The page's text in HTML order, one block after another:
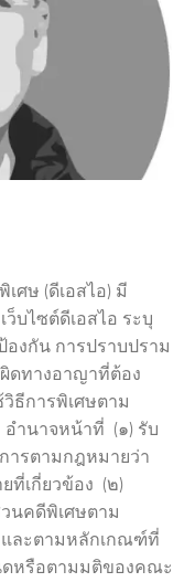
ศษ (ดีเอสไอ) มี
บไซต์ดีเอสไอ ระบุ
งกัน การปราบปราม
ดทางอาญาที่ต้อง
ธีการพิเศษตาม
ำนาจหน้าที่ (๑) รับ
ารตามกฎหมายว่า
ที่เกี่ยวข้อง (๒)
นคดีพิเศษตาม
ละตามหลักเกณฑ์ที่
หรือตามมติของคณะ